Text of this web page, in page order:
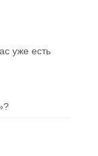
уже есть